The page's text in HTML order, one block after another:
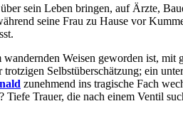
sein Leben bringen, auf Ärzte,
seine Frau zu Hause vor
Weisen geworden ist,
Selbstüberschätzung; ein
zunehmend ins tragische Fach
Trauer, die nach einem Ventil